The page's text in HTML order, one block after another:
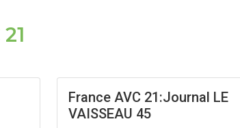
France AVC 21:Journal LE
VAISSEAU 45